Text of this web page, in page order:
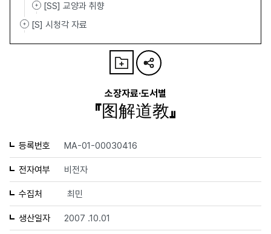
[SS] 교양과 취향
[S] 시청각 자료
소장자료·도서별
『图解道教』
등록번호 MA-01-00030416
전자여부 비전자
수집처 최민
생산일자 2007 .10.01